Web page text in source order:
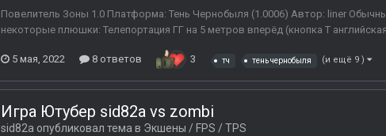
Повелитель Зоны 1.0 Платформа: Тень Чернобыля (1.0006) Автор: liner
некоторые плюшки: Телепортация ГГ на 5 метров вперёд (кнопка Т
5 мая, 2022 8 ответов 3 тч тень чернобыля (и ещё 9 )
Игра Ютубер sid82a vs zombi
sid82a опубликовал тема в Экшены / FPS / TPS